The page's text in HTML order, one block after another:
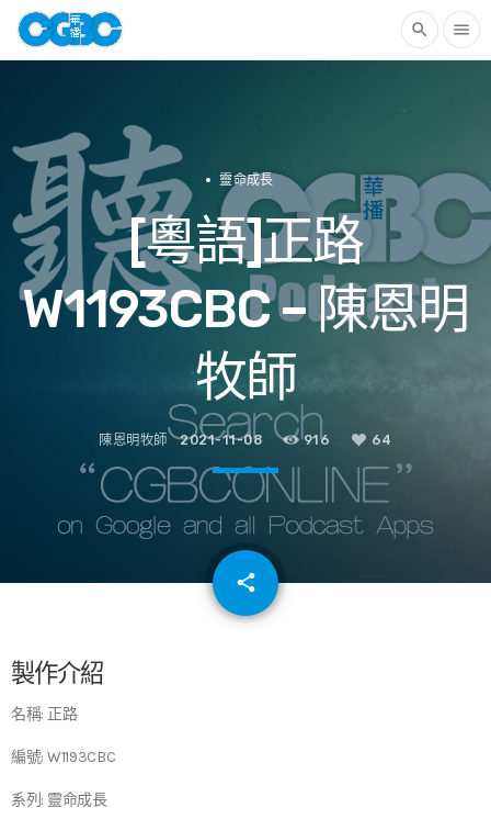
search menu
靈命成長
[粵語]正路
W1193CBC – 陳恩明
牧師
陳恩明牧師 2021-11-08 916 64
share
email
製作介紹
名稱: 正路
編號: W1193CBC
系列: 靈命成長